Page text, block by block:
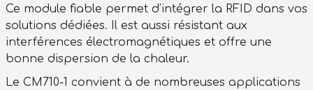
Ce module fiable permet d’intégrer la RFID dans vos
solutions dédiées. Il est aussi résistant aux
interférences électromagnétiques et offre une
bonne dispersion de la chaleur.
Le CM710-1 convient à de nombreuses applications